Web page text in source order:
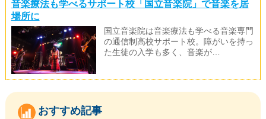
音楽療法も学べるサポート校「国立音楽院」で音楽を居
場所に
国立音楽院は音楽療法も学べる音楽専門
の通信制高校サポート校。障がいを持っ
た生徒の入学も多く、音楽が…
おすすめ記事